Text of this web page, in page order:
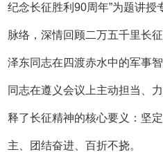
纪念长征胜利90周年”为题讲授
脉络，深情回顾二万五千里长
泽东同志在四渡赤水中的军事
同志在遵义会议上主动担当、
释了长征精神的核心要义：坚
主、团结奋进、百折不挠。